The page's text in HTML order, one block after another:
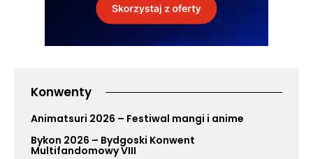
Konwenty
Animatsuri 2026 – Festiwal mangi i anime
Bykon 2026 – Bydgoski Konwent
Multifandomowy VIII